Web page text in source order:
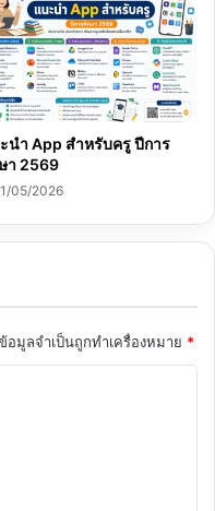
นำ App สำหรับครู ปีการ
า 2569
05/2026
อมูลจำเป็นถูกทำเครื่องหมาย *